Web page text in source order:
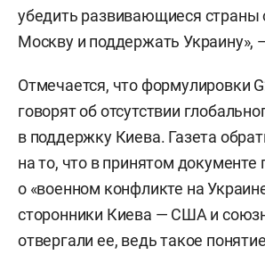
убедить развивающиеся страны
Москву и поддержать Украину»,
Отмечается, что формулировки
говорят об отсутствии
в поддержку Киева. Газета
на то, что в принятом документе
о «военном конфликте на
сторонники Киева — США и
отвергали ее, ведь такое понятие